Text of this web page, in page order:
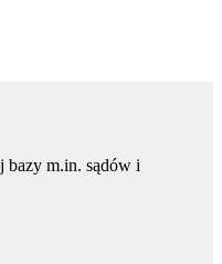
bazy m.in. sądów i